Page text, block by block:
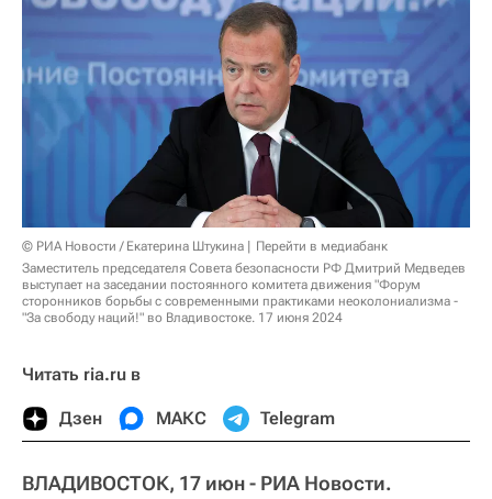
© РИА Новости / Екатерина Штукина
Перейти в медиабанк
Заместитель председателя Совета безопасности РФ Дмитрий Медведев
выступает на заседании постоянного комитета движения "Форум
сторонников борьбы с современными практиками неоколониализма -
"За свободу наций!" во Владивостоке. 17 июня 2024
Читать ria.ru в
Дзен МАКС Telegram
ВЛАДИВОСТОК, 17 июн - РИА Новости.